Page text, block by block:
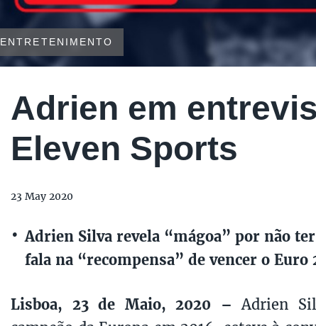
ENTRETENIMENTO
Adrien em
Eleven Sports
23 May 2020
Adrien Silva revela “mágoa” por não
fala na “recompensa” de vencer o Euro
Lisboa, 23 de Maio, 2020 – Adrien